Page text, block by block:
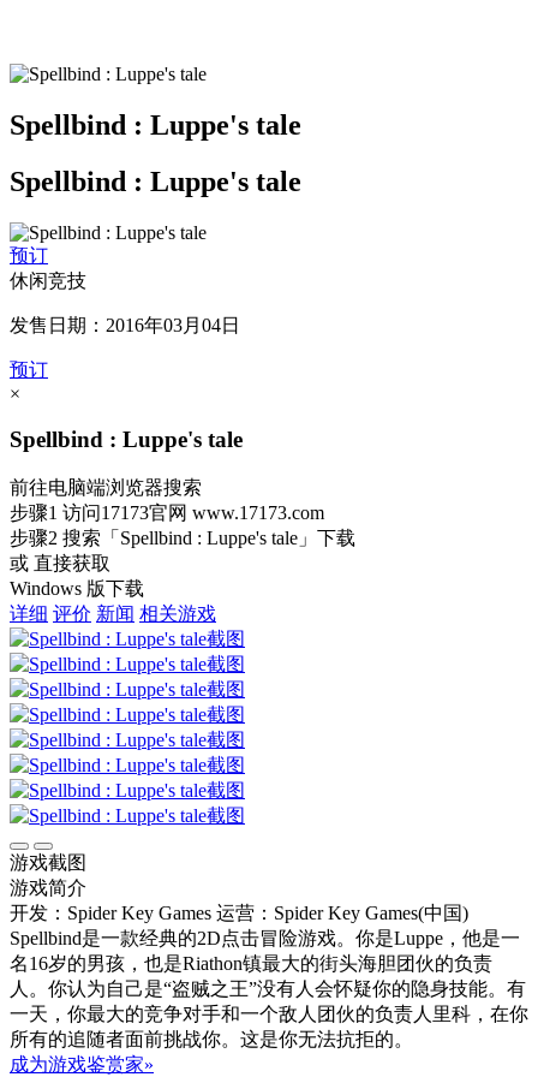
Spellbind : Luppe's tale
Spellbind : Luppe's tale
预订
休闲竞技
发售日期：2016年03月04日
预订
×
Spellbind : Luppe's tale
前往电脑端浏览器搜索
步骤1 访问17173官网 www.17173.com
步骤2 搜索 「Spellbind : Luppe's tale」 下载
或 直接获取
Windows 版下载
详细 评价 新闻 相关游戏
游戏截图
游戏简介
开发：Spider Key Games 运营：Spider Key Games(中国)
Spellbind是一款经典的2D点击冒险游戏。你是Luppe，他是一
名16岁的男孩，也是Riathon镇最大的街头海胆团伙的负责
人。你认为自己是“盗贼之王”没有人会怀疑你的隐身技能。有
一天，你最大的竞争对手和一个敌人团伙的负责人里科，在你
所有的追随者面前挑战你。这是你无法抗拒的。
成为游戏鉴赏家»